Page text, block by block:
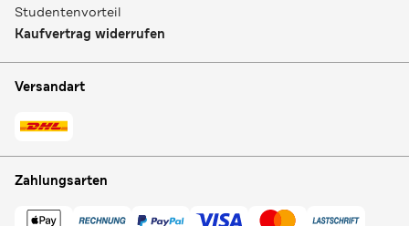
Studentenvorteil
Kaufvertrag widerrufen
Versandart
Zahlungsarten